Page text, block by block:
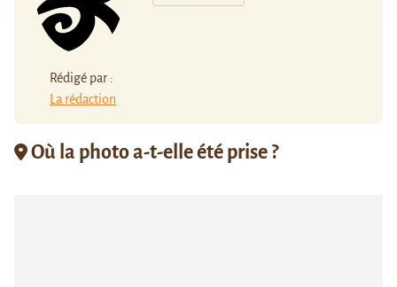
Rédigé par :
La rédaction
Où la photo a-t-elle été prise ?